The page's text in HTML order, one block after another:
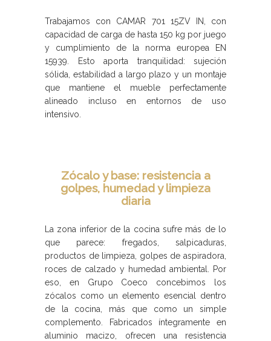
Trabajamos con CAMAR 701 15ZV IN, con
capacidad de carga de hasta 150 kg por juego
y cumplimiento de la norma europea EN
15939. Esto aporta tranquilidad: sujeción
sólida, estabilidad a largo plazo y un montaje
que mantiene el mueble perfectamente
alineado incluso en entornos de uso
intensivo.
Zócalo y base: resistencia a
golpes, humedad y limpieza
diaria
La zona inferior de la cocina sufre más de lo
que parece: fregados, salpicaduras,
productos de limpieza, golpes de aspiradora,
roces de calzado y humedad ambiental. Por
eso, en Grupo Coeco concebimos los
zócalos como un elemento esencial dentro
de la cocina, más que como un simple
complemento. Fabricados íntegramente en
aluminio macizo, ofrecen una resistencia